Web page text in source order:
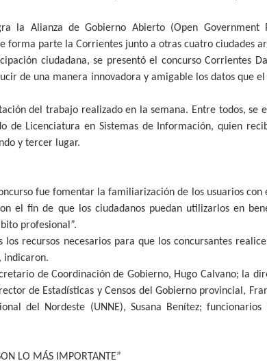
la Alianza de Gobierno Abierto (Open Government
forma parte la Corrientes junto a otras cuatro ciudades
ciudadana, se presentó el concurso Corrientes
de una manera innovadora y amigable los datos que
del trabajo realizado en la semana. Entre todos, se
de Licenciatura en Sistemas de Información, quien
y tercer lugar.
fue fomentar la familiarización de los usuarios
el fin de que los ciudadanos puedan utilizarlos en
profesional”.
recursos necesarios para que los concursantes
indicaron.
de Coordinación de Gobierno, Hugo Calvano; la
de Estadísticas y Censos del Gobierno provincial,
del Nordeste (UNNE), Susana Benítez; funcionarios
LO MÁS IMPORTANTE”